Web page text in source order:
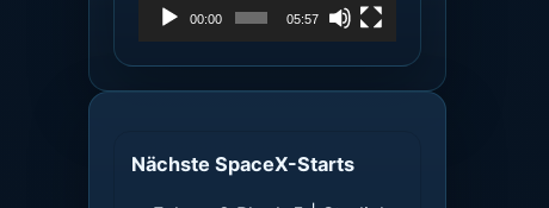
00:00 05:57
Nächste SpaceX-Starts